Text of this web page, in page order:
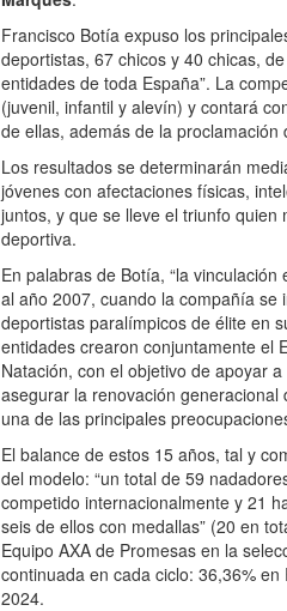
Francisco Botía expuso los
deportistas, 67 chicos y 40 chicas,
entidades de toda España”. La
(juvenil, infantil y alevín) y contará
de ellas, además de la proclamación
Los resultados se determinarán
jóvenes con afectaciones físicas,
juntos, y que se lleve el triunfo
deportiva.
En palabras de Botía, “la
al año 2007, cuando la compañía se
deportistas paralímpicos de élite en
entidades crearon conjuntamente el
Natación, con el objetivo de apoyar
asegurar la renovación generacional
una de las principales
El balance de estos 15 años, tal y
del modelo: “un total de 59
competido internacionalmente y 21
seis de ellos con medallas” (20 en
Equipo AXA de Promesas en la
continuada en cada ciclo: 36,36%
2024.